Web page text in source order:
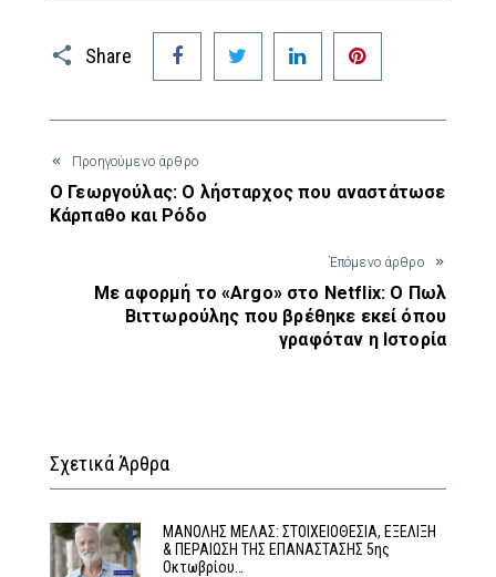
Share
Facebook Twitter LinkedIn
Προηγούμενο άρθρο
Ο Γεωργούλας: Ο λήσταρχος που αναστάτωσε
Κάρπαθο και Ρόδο
Έπόμενο άρθρο
Με αφορμή το «Argo» στο Netflix: Ο Πωλ
Βιττωρούλης που βρέθηκε εκεί όπου
γραφόταν η Ιστορία
Σχετικά Άρθρα
MΑΝΟΛΗΣ ΜΕΛΑΣ: ΣΤΟΙΧΕΙΟΘΕΣΙΑ, ΕΞΕΛΙΞΗ
& ΠΕΡΑΙΩΣΗ ΤΗΣ ΕΠΑΝΑΣΤΑΣΗΣ 5ης
Οκτωβρίου…